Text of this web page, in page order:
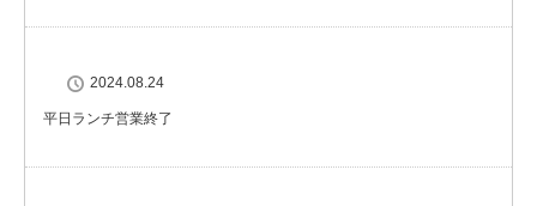
2024.08.24
平日ランチ営業終了